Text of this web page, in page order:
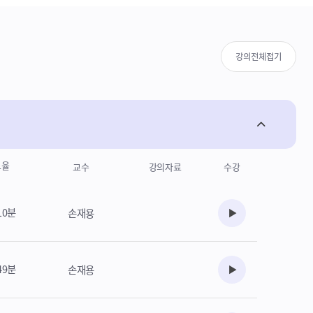
강의전체접기
교수 강의자료 수강
분 손재용 수강준비
분 손재용 수강준비